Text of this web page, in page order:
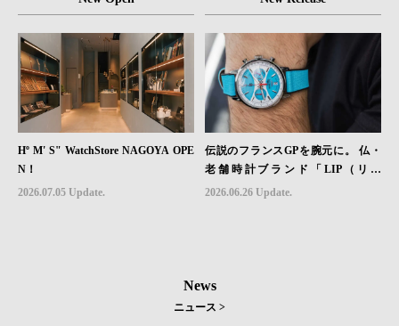
Hº M' S" WatchStore NAGOYA OPE
N！
2026.07.05 Update.
伝説のフランスGPを腕元に。 仏・
老舗時計ブランド「LIP（リッ
プ）」、世界限定1,906本のクロノグ
2026.06.26 Update.
News
ニュース >